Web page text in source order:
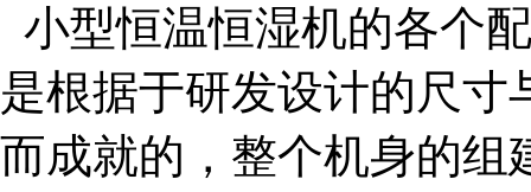
小型恒温恒湿机的各个
是根据于研发设计的尺
而成就的，整个机身的组